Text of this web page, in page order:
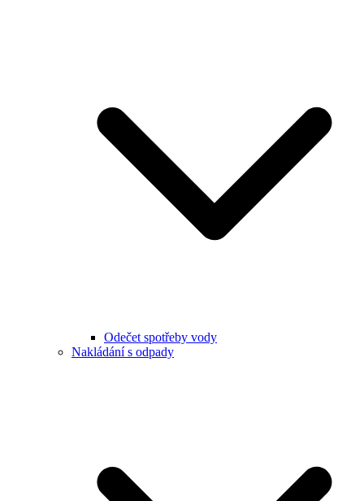
Odečet spotřeby vody
Nakládání s odpady